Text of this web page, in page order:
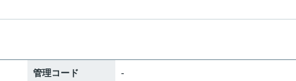
管理コード -